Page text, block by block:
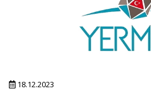
18.12.2023